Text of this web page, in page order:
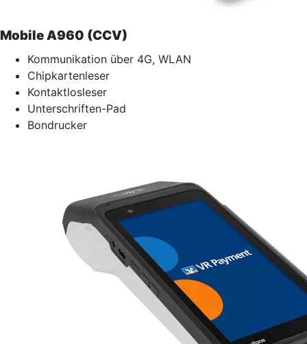
Mobile A960 (CCV)
Kommunikation über 4G, WLAN
Chipkartenleser
Kontaktlosleser
Unterschriften-Pad
Bondrucker